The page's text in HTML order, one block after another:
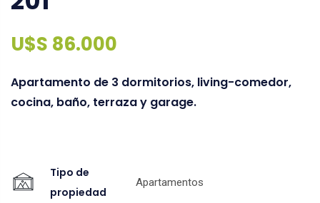
U$S 86.000
Apartamento de 3 dormitorios, living-comedor,
cocina, baño, terraza y garage.
Tipo de
propiedad
Apartamentos